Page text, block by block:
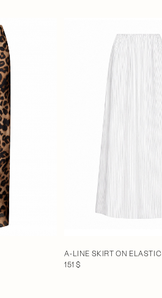
A-LINE SKIRT ON ELASTIC
151 $